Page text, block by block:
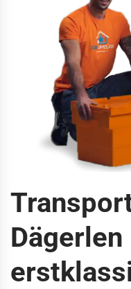
Dägerlen